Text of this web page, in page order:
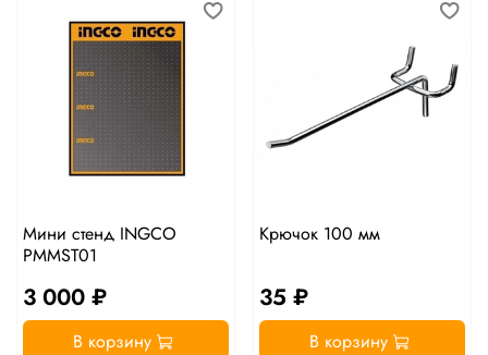
Мини стенд INGCO
PMMST01
3 000 ₽
В корзину
Крючок 100 мм
35 ₽
В корзину